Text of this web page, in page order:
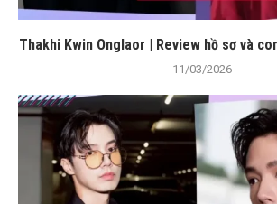
Thakhi Kwin Onglaor | Review hồ sơ và
11/03/2026